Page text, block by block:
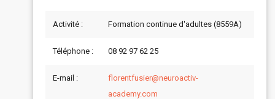
Activité : Formation continue d'adultes (8559A)
Téléphone : 08 92 97 62 25
E-mail :
florentfusier@neuroactiv-
academy.com